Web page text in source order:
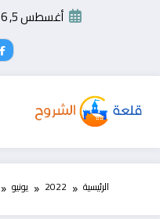
أغسطس 5, 2026
الرئيسية 2022 يونيو